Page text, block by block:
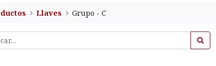
Llaves Grupo - C